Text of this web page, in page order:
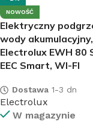
NOWOŚĆ
Elektryczny
wody
Electrolux EWH 80
EEC Smart, WI-FI
Dostawa 1-3 dn
Electrolux
W magazynie